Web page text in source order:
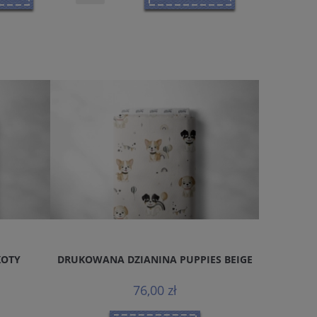
DRUKOWANA DZIANINA PUPPIES BEIGE
76,00 zł